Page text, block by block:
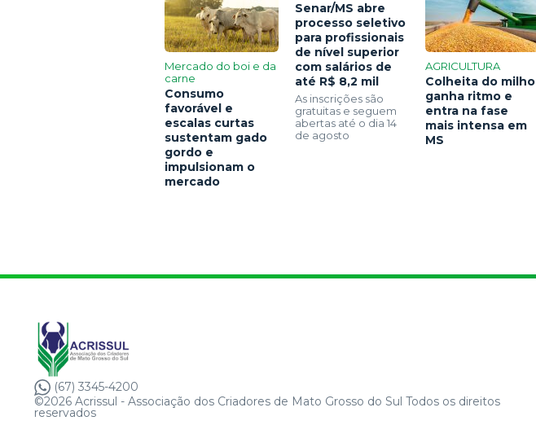
Mercado do boi e da
carne
Consumo
favorável e
escalas curtas
sustentam gado
gordo e
impulsionam o
mercado
Senar/MS abre
processo seletivo
para profissionais
de nível superior
com salários de
até R$ 8,2 mil
As inscrições são
gratuitas e seguem
abertas até o dia 14
de agosto
AGRICULTURA
Colheita do milho
ganha ritmo e
entra na fase
mais intensa em
MS
(67) 3345-4200
©2026 Acrissul - Associação dos Criadores de Mato Grosso do Sul Todos os direitos
reservados